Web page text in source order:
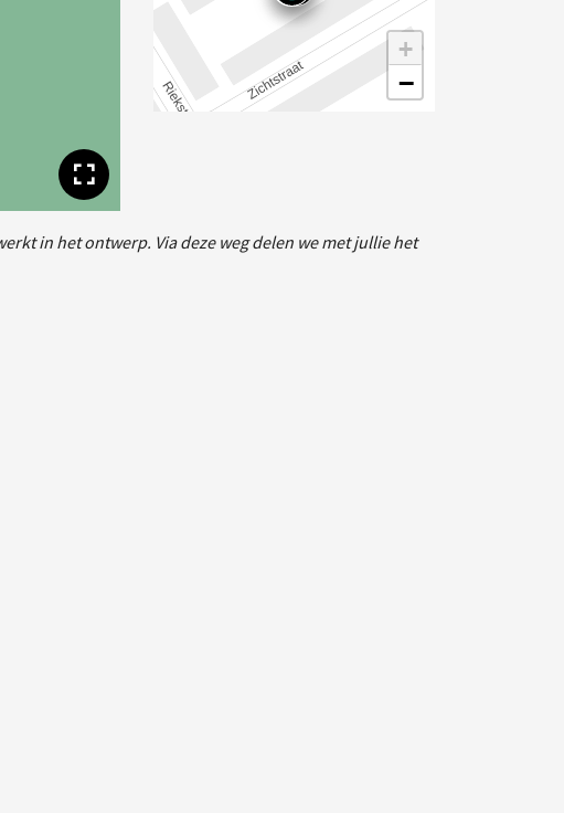
Toon volledige afbeelding
+
−
in het ontwerp. Via deze weg delen we met jullie het